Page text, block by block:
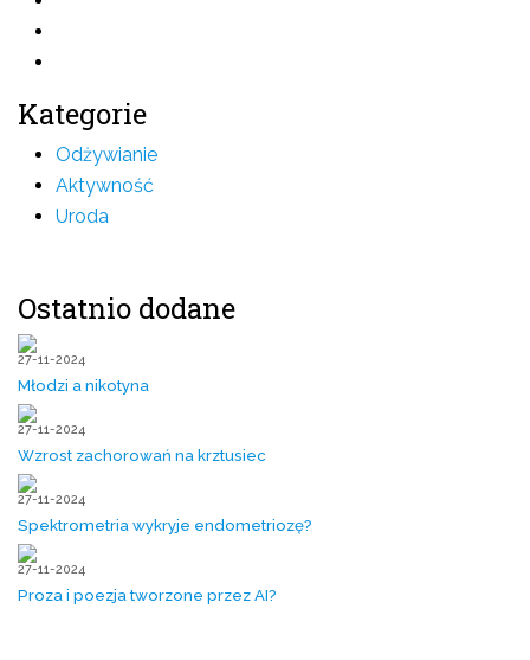
Kategorie
Odżywianie
Aktywność
Uroda
Ostatnio dodane
27-11-2024
Młodzi a nikotyna
27-11-2024
Wzrost zachorowań na krztusiec
27-11-2024
Spektrometria wykryje endometriozę?
27-11-2024
Proza i poezja tworzone przez AI?